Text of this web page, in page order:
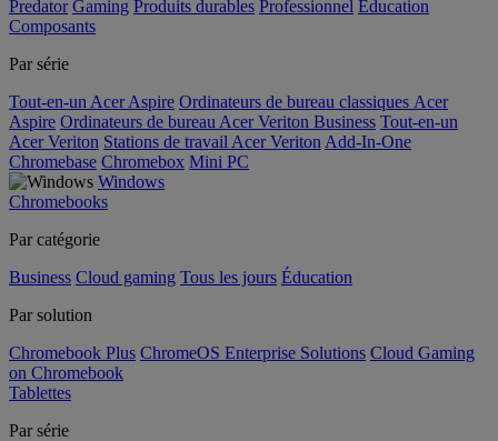
Predator Gaming Produits durables Professionnel Éducation
Composants
Par série
Tout-en-un Acer Aspire Ordinateurs de bureau classiques Acer
Aspire Ordinateurs de bureau Acer Veriton Business Tout-en-un
Acer Veriton Stations de travail Acer Veriton Add-In-One
Chromebase Chromebox Mini PC
Windows
Chromebooks
Par catégorie
Business Cloud gaming Tous les jours Éducation
Par solution
Chromebook Plus ChromeOS Enterprise Solutions Cloud Gaming
on Chromebook
Tablettes
Par série